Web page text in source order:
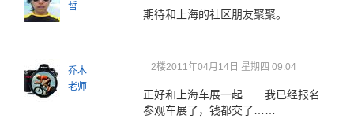
哲
期待和上海的社区朋友聚聚。
乔木
老师
2楼2011年04月14日 星期四 09:04
正好和上海车展一起……我已经报名
参观车展了，钱都交了……